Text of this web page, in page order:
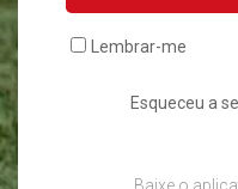
Lembrar-me
Esqueceu a